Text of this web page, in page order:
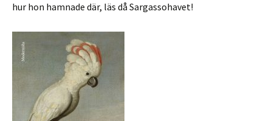
hur hon hamnade där, läs då Sargassohavet!